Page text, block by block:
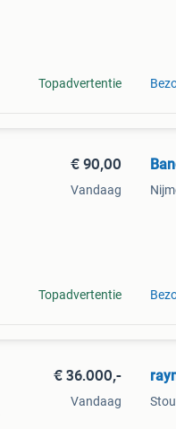
Topadvertentie
€ 90,00
Vandaag
Topadvertentie
€ 36.000,-
Vandaag